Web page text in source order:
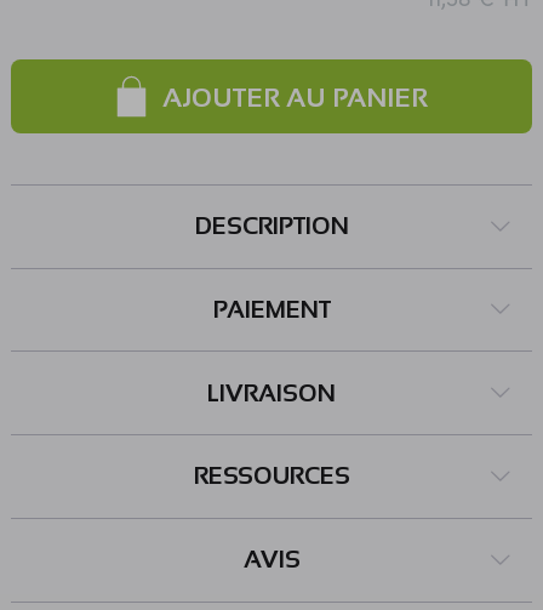
AJOUTER AU PANIER
DESCRIPTION
PAIEMENT
LIVRAISON
RESSOURCES
AVIS